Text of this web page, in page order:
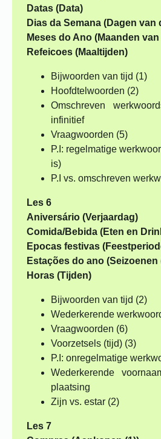
Datas (Data)
Dias da Semana (Dagen van
Meses do Ano (Maanden
Refeicoes (Maaltijden)
Bijwoorden van tijd (1)
Hoofdtelwoorden (2)
Omschreven
infinitief
Vraagwoorden (5)
P.I: regelmatige
is)
P.I vs. omschreven
Les 6
Aniversário (Verjaardag)
Comida/Bebida (Eten en
Epocas festivas
Estações do ano (Seizoenen
Horas (Tijden)
Bijwoorden van tijd (2)
Wederkerende
Vraagwoorden (6)
Voorzetsels (tijd) (3)
P.I: onregelmatige
Wederkerende
plaatsing
Zijn vs. estar (2)
Les 7